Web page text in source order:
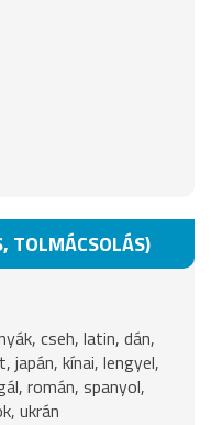
TOLMÁCSOLÁS)
cseh, latin, dán,
japán, kínai, lengyel,
román, spanyol,
ukrán